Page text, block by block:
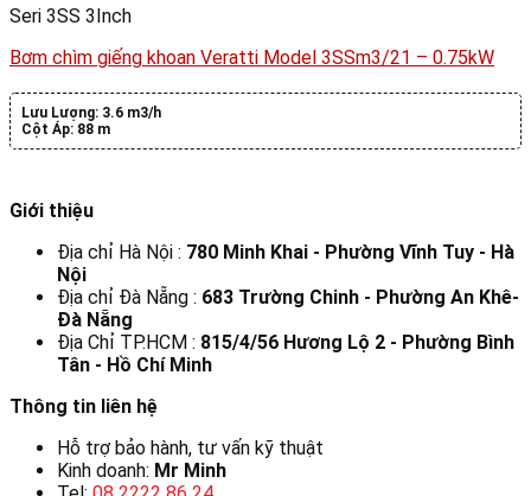
Seri 3SS 3Inch
Bơm chìm giếng khoan Veratti Model 3SSm3/21 – 0.75kW
Lưu Lượng: 3.6 m3/h
Cột Áp: 88 m
Giới thiệu
Địa chỉ Hà Nội : 780 Minh Khai - Phường Vĩnh Tuy - Hà
Nội
Địa chỉ Đà Nẵng : 683 Trường Chinh - Phường An Khê-
Đà Nẵng
Địa Chỉ TP.HCM : 815/4/56 Hương Lộ 2 - Phường Bình
Tân - Hồ Chí Minh
Thông tin liên hệ
Hỗ trợ bảo hành, tư vấn kỹ thuật
Kinh doanh: Mr Minh